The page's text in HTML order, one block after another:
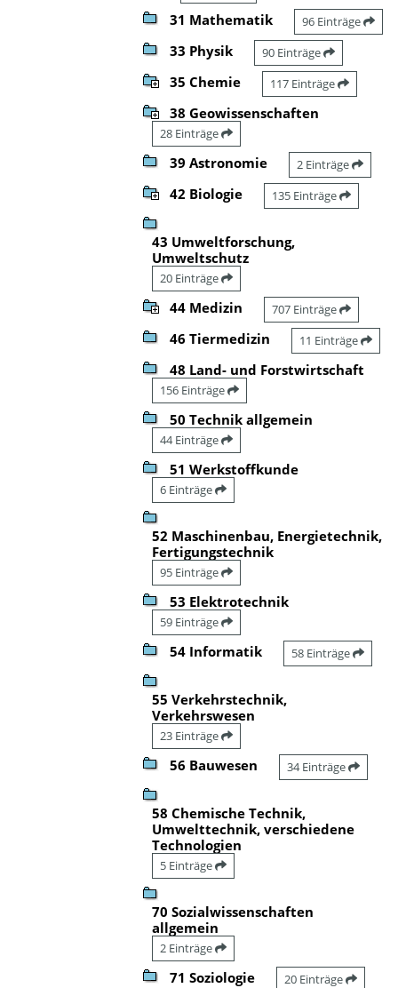
31 Mathematik 96 Einträge
33 Physik 90 Einträge
35 Chemie 117 Einträge
38 Geowissenschaften
28 Einträge
39 Astronomie 2 Einträge
42 Biologie 135 Einträge
43 Umweltforschung,
Umweltschutz
20 Einträge
44 Medizin 707 Einträge
46 Tiermedizin 11 Einträge
48 Land- und Forstwirtschaft
156 Einträge
50 Technik allgemein
44 Einträge
51 Werkstoffkunde
6 Einträge
52 Maschinenbau, Energietechnik,
Fertigungstechnik
95 Einträge
53 Elektrotechnik
59 Einträge
54 Informatik 58 Einträge
55 Verkehrstechnik,
Verkehrswesen
23 Einträge
56 Bauwesen 34 Einträge
58 Chemische Technik,
Umwelttechnik, verschiedene
Technologien
5 Einträge
70 Sozialwissenschaften
allgemein
2 Einträge
71 Soziologie 20 Einträge